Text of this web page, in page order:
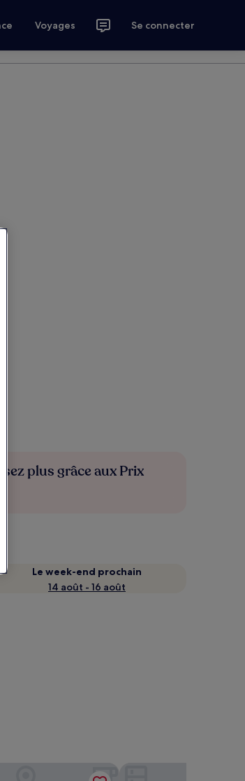
Voyages Se connecter
plus grâce aux Prix
Le week-end prochain
14 août - 16 août
Boutique & Rooftop Bar - Adults Only